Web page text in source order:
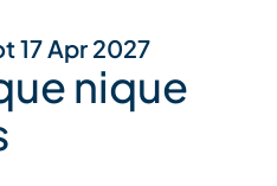
17 Apr 2027
nique